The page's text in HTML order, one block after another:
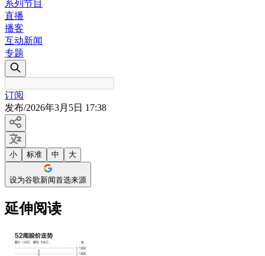
系列节目
直播
播客
互动新闻
专题
订阅
发布/2026年3月5日 17:38
小 标准 中 大
设为谷歌新闻首选来源
延伸阅读